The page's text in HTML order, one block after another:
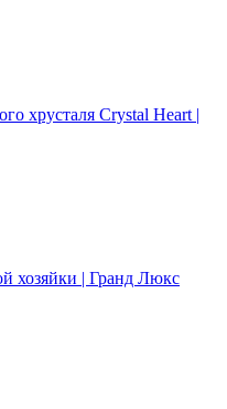
хрусталя Crystal Heart |
хозяйки | Гранд Люкс